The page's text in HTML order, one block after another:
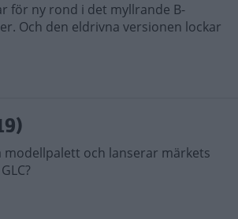
för ny rond i det myllrande B-
Och den eldrivna versionen lockar
modellpalett och lanserar märkets